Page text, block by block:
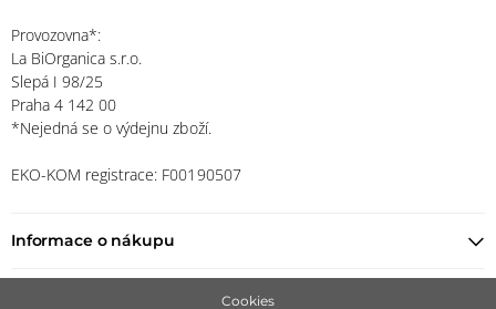
Provozovna*:
La BiOrganica s.r.o.
Slepá I 98/25
Praha 4 142 00
*Nejedná se o výdejnu zboží.
EKO-KOM registrace: F00190507
Informace o nákupu
Cookies